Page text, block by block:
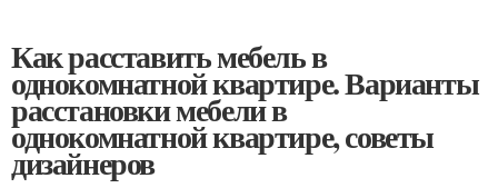
Как расставить мебель в
однокомнатной квартире. Варианты
расстановки мебели в
однокомнатной квартире, советы
дизайнеров